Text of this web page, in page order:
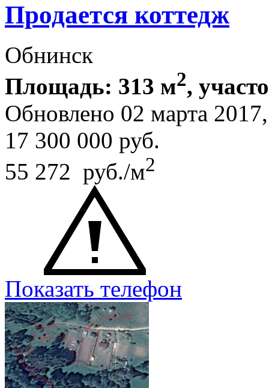
Продается коттедж
Обнинск
Площадь: 313 м2,
Обновлено 02 марта
17 300 000 руб.
55 272 руб./м2
Показать телефон